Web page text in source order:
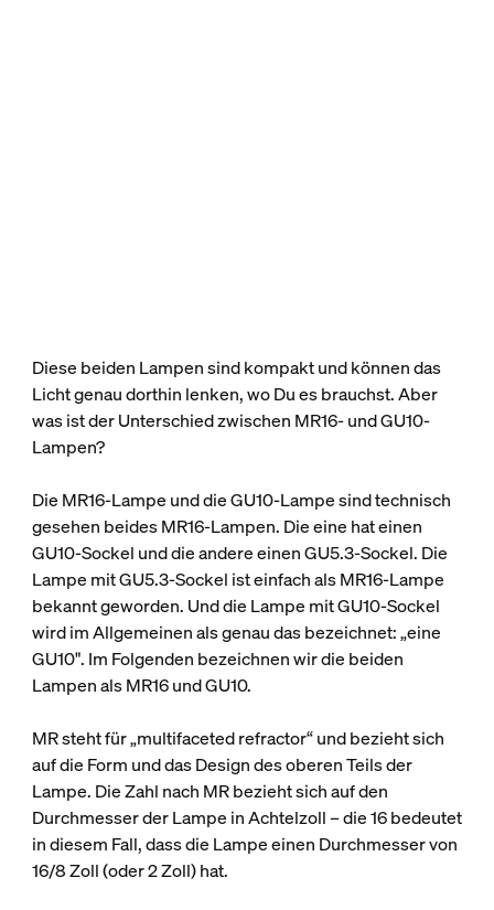
Diese beiden Lampen sind kompakt und können das
Licht genau dorthin lenken, wo Du es brauchst. Aber
was ist der Unterschied zwischen MR16- und GU10-
Lampen?
Die MR16-Lampe und die GU10-Lampe sind technisch
gesehen beides MR16-Lampen. Die eine hat einen
GU10-Sockel und die andere einen GU5.3-Sockel. Die
Lampe mit GU5.3-Sockel ist einfach als MR16-Lampe
bekannt geworden. Und die Lampe mit GU10-Sockel
wird im Allgemeinen als genau das bezeichnet: „eine
GU10". Im Folgenden bezeichnen wir die beiden
Lampen als MR16 und GU10.
MR steht für „multifaceted refractor“ und bezieht sich
auf die Form und das Design des oberen Teils der
Lampe. Die Zahl nach MR bezieht sich auf den
Durchmesser der Lampe in Achtelzoll – die 16 bedeutet
in diesem Fall, dass die Lampe einen Durchmesser von
16/8 Zoll (oder 2 Zoll) hat.